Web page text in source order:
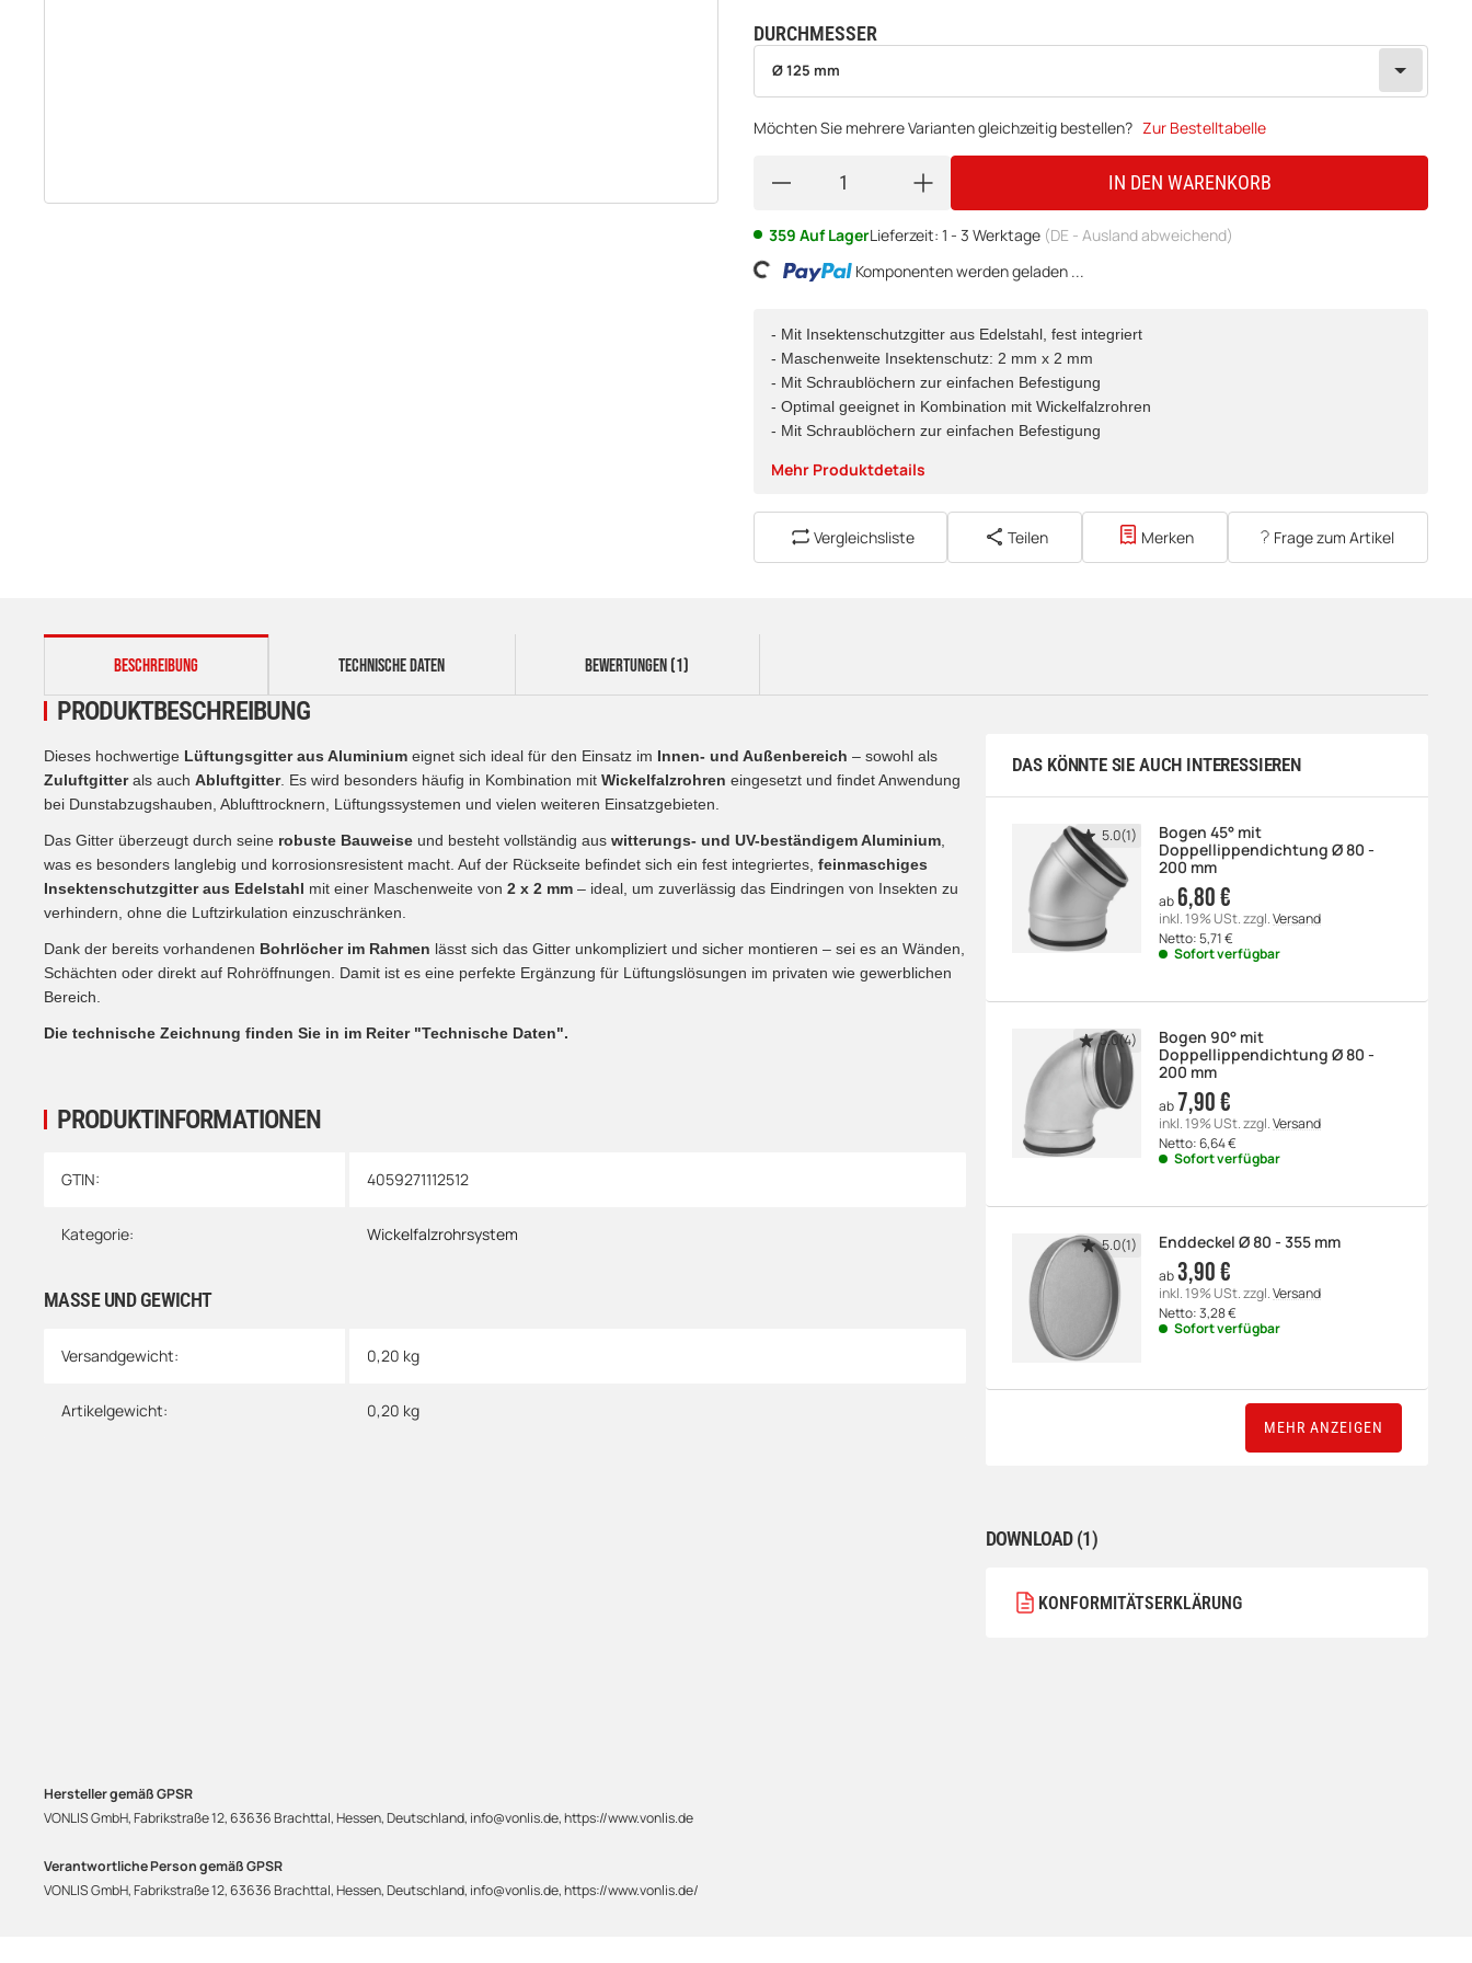
DURCHMESSER
wählen
Ø 125 mm
Möchten Sie mehrere Varianten gleichzeitig bestellen? Zur Bestelltabelle
IN DEN WARENKORB
359 Auf LagerLieferzeit: 1 - 3 Werktage (DE - Ausland abweichend)
Loading... Komponenten werden geladen ...
- Mit Insektenschutzgitter aus Edelstahl, fest integriert
- Maschenweite Insektenschutz: 2 mm x 2 mm
- Mit Schraublöchern zur einfachen Befestigung
- Optimal geeignet in Kombination mit Wickelfalzrohren
- Mit Schraublöchern zur einfachen Befestigung
Mehr Produktdetails
Vergleichsliste Teilen Merken Frage zum Artikel
weitere Registerkarten anzeigen
BESCHREIBUNG TECHNISCHE DATEN BEWERTUNGEN (1)
PRODUKTINFORMATIONEN
Produkteigenschaft
Wert
GTIN: 4059271112512
Kategorie: Wickelfalzrohrsystem
MASSE UND GEWICHT
Versandgewicht: 0,20 kg
Artikelgewicht: 0,20 kg
PRODUKTBESCHREIBUNG
Dieses hochwertige Lüftungsgitter aus Aluminium eignet sich ideal für den Einsatz im Innen- und Außenbereich – sowohl als
Zuluftgitterals auch Abluftgitter. Es wird besonders häufig in Kombination mit Wickelfalzrohren eingesetzt und findet Anwendung
bei Dunstabzugshauben, Ablufttrocknern, Lüftungssystemen und vielen weiteren Einsatzgebieten.
Das Gitter überzeugt durch seine robuste Bauweise und besteht vollständig aus witterungs- und UV-beständigem Aluminium
was es besonders langlebig und korrosionsresistent macht. Auf der Rückseite befindet sich ein fest integriertes, feinmaschiges
Insektenschutzgitter aus Edelstahl mit einer Maschenweite von 2 x 2 mm – ideal, um zuverlässig das Eindringen von Insekten zu
verhindern, ohne die Luftzirkulation einzuschränken.
Dank der bereits vorhandenen Bohrlöcher im Rahmen lässt sich das Gitter unkompliziert und sicher montieren – sei es an Wänden,
Schächten oder direkt auf Rohröffnungen. Damit ist es eine perfekte Ergänzung für Lüftungslösungen im privaten wie gewerblichen
Bereich.
Die technische Zeichnung finden Sie in im Reiter "Technische Daten".
DAS KÖNNTE SIE AUCH INTERESSIEREN
5.0(1)
Bogen 45° mit
Doppellippendichtung Ø 80 -
200 mm
ab6,80 €
inkl. 19% USt.zzgl.Versand
Netto:5,71€
Sofort verfügbar
5.0(4)
Bogen 90° mit
Doppellippendichtung Ø 80 -
200 mm
ab7,90 €
inkl. 19% USt.zzgl.Versand
Netto:6,64€
Sofort verfügbar
5.0(1) Enddeckel Ø 80 - 355 mm
ab3,90 €
inkl. 19% USt.zzgl.Versand
Netto:3,28€
Sofort verfügbar
MEHR ANZEIGEN
DOWNLOAD (1)
KONFORMITÄTSERKLÄRUNG
Hersteller gemäß GPSR
VONLIS GmbH, Fabrikstraße 12, 63636 Brachttal, Hessen, Deutschland, info@vonlis.de, https://www.vonlis.de
Verantwortliche Person gemäß GPSR
VONLIS GmbH, Fabrikstraße 12, 63636 Brachttal, Hessen, Deutschland, info@vonlis.de, https://www.vonlis.de/